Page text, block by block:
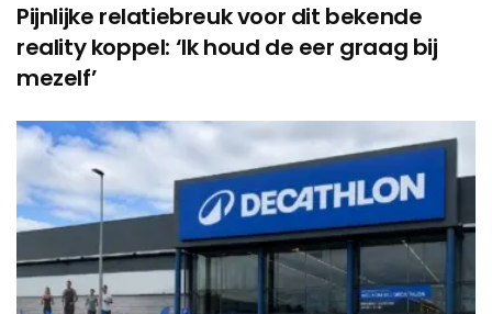
Pijnlijke relatiebreuk voor dit bekende
reality koppel: ‘Ik houd de eer graag bij
mezelf’